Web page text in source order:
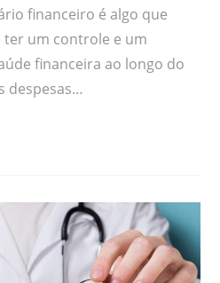
financeiro é algo que
um controle e um
financeira ao longo do
despesas…